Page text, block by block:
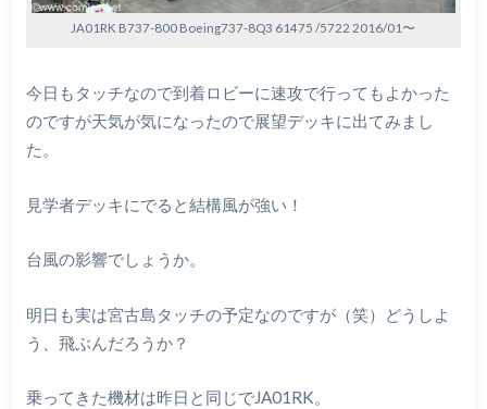
JA01RK B737-800 Boeing737-8Q3 61475 /5722 2016/01〜
今日もタッチなので到着ロビーに速攻で行ってもよかった
のですが天気が気になったので展望デッキに出てみまし
た。
見学者デッキにでると結構風が強い！
台風の影響でしょうか。
明日も実は宮古島タッチの予定なのですが（笑）どうしよ
う、飛ぶんだろうか？
乗ってきた機材は昨日と同じでJA01RK。